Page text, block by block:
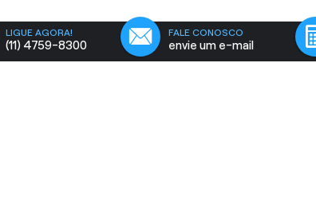
LIGUE AGORA!
(11) 4759-8300
FALE CONOSCO
envie um e-mail